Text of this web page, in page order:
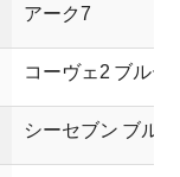
アーク7
コーヴェ2 ブルー
シーセブン ブル